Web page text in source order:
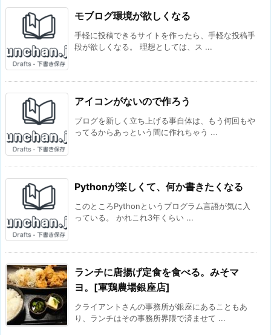
モブログ環境が欲しくなる
手軽に投稿できるサイトを作ったら、手軽な投稿手
段が欲しくなる。 理想としては、ス ...
アイコンがないので作ろう
ブログを新しく立ち上げる事自体は、もう何回もや
ってるからあっという間に作れちゃう ...
Pythonが楽しくて、何か書きたくなる
このところPythonというプログラム言語が気に入
っている。 かれこれ3年くらい ...
ランチに唐揚げ定食を食べる。みそマ
ヨ。[軍鶏農場銀座店]
クライアントさんの事務所が銀座にあることもあ
り、ランチはその事務所界隈で済ませて ...